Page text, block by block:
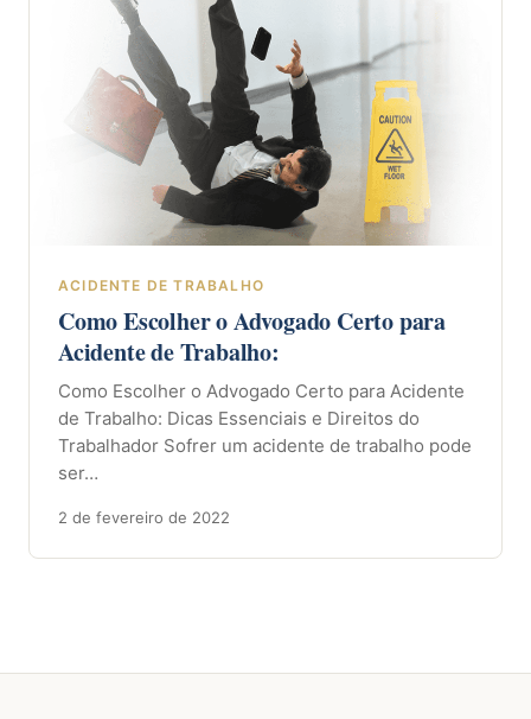
ACIDENTE DE TRABALHO
Como Escolher o Advogado Certo para
Acidente de Trabalho:
Como Escolher o Advogado Certo para Acidente
de Trabalho: Dicas Essenciais e Direitos do
Trabalhador Sofrer um acidente de trabalho pode
ser…
2 de fevereiro de 2022